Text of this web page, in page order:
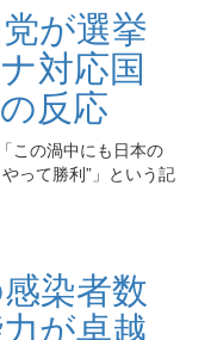
が選挙
対応国
反応
この渦中にも日本の
って勝利”」という記
染者数
が卓越